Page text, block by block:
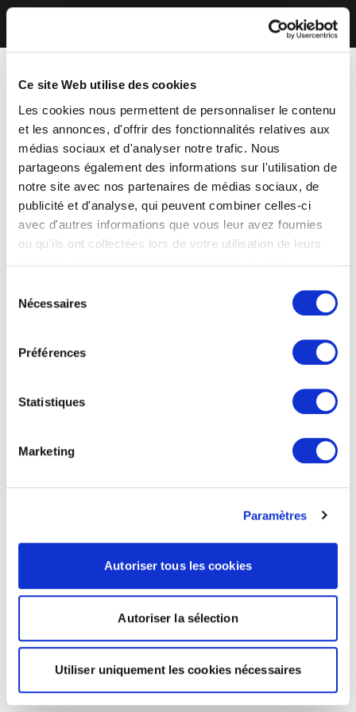
Ce site Web utilise des cookies
Les cookies nous permettent de personnaliser le contenu
et les annonces, d'offrir des fonctionnalités relatives aux
médias sociaux et d'analyser notre trafic. Nous
partageons également des informations sur l'utilisation de
notre site avec nos partenaires de médias sociaux, de
publicité et d'analyse, qui peuvent combiner celles-ci
avec d'autres informations que vous leur avez fournies
ou qu'ils ont collectées lors de votre utilisation de leurs
Nécessaires
Préférences
Statistiques
Marketing
Paramètres
Autoriser tous les cookies
Autoriser la sélection
Utiliser uniquement les cookies nécessaires